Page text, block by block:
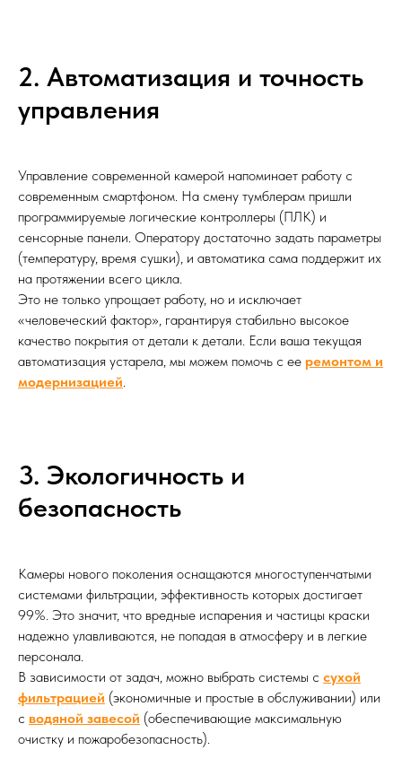
2. Автоматизация и точность
управления
Управление современной камерой напоминает работу с
современным смартфоном. На смену тумблерам пришли
программируемые логические контроллеры (ПЛК) и
сенсорные панели. Оператору достаточно задать параметры
(температуру, время сушки), и автоматика сама поддержит их
на протяжении всего цикла.
Это не только упрощает работу, но и исключает
«человеческий фактор», гарантируя стабильно высокое
качество покрытия от детали к детали. Если ваша текущая
автоматизация устарела, мы можем помочь с ее ремонтом и
модернизацией.
3. Экологичность и
безопасность
Камеры нового поколения оснащаются многоступенчатыми
системами фильтрации, эффективность которых достигает
99%. Это значит, что вредные испарения и частицы краски
надежно улавливаются, не попадая в атмосферу и в легкие
персонала.
В зависимости от задач, можно выбрать системы с сухой
фильтрацией (экономичные и простые в обслуживании) или
с водяной завесой (обеспечивающие максимальную
очистку и пожаробезопасность).